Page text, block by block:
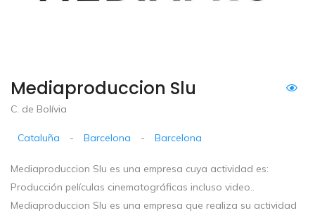
Mediaproduccion Slu
C. de Bolívia
Cataluña - Barcelona - Barcelona
Mediaproduccion Slu es una empresa cuya actividad es:
Producción películas cinematográficas incluso video..
Mediaproduccion Slu es una empresa que realiza su actividad